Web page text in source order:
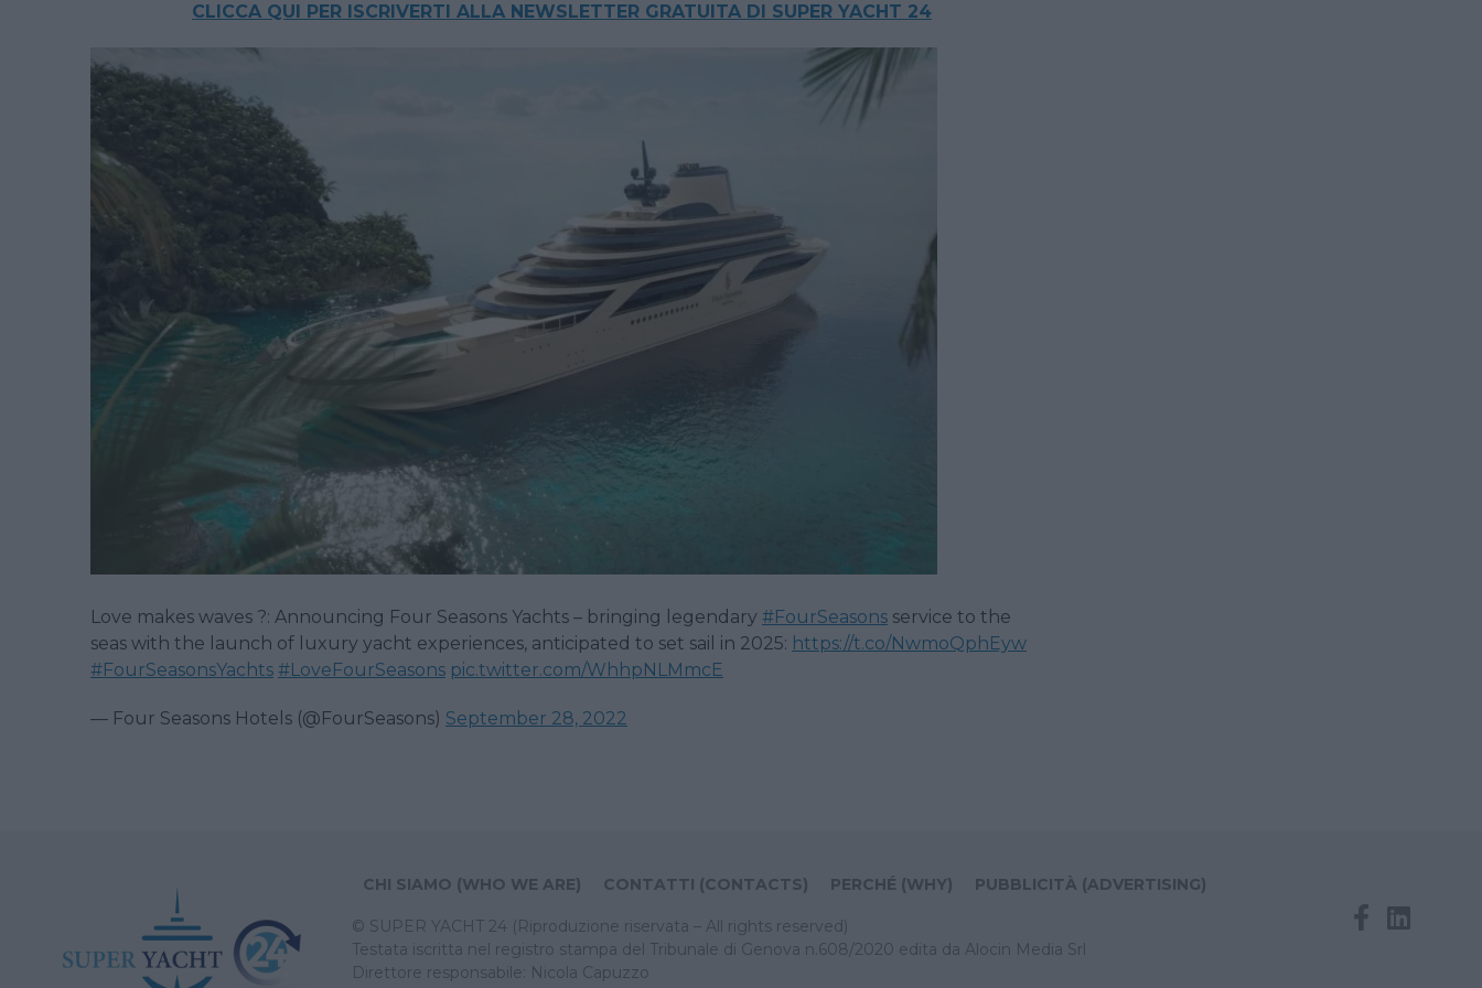
CLICCA QUI PER ISCRIVERTI ALLA NEWSLETTER GRATUITA DI SUPER YACHT 24
Love makes waves ?: Announcing Four Seasons Yachts – bringing legendary #FourSeasons service to the
seas with the launch of luxury yacht experiences, anticipated to set sail in 2025: https://t.co/NwmoQphEyw
#FourSeasonsYachts #LoveFourSeasons pic.twitter.com/WhhpNLMmcE
— Four Seasons Hotels (@FourSeasons) September 28, 2022
CHI SIAMO (WHO WE ARE) CONTATTI (CONTACTS) PERCHÉ (WHY) PUBBLICITÀ (ADVERTISING)
© SUPER YACHT 24 (Riproduzione riservata – All rights reserved)
Testata iscritta nel registro stampa del Tribunale di Genova n.608/2020 edita da Alocin Media Srl
Direttore responsabile: Nicola Capuzzo